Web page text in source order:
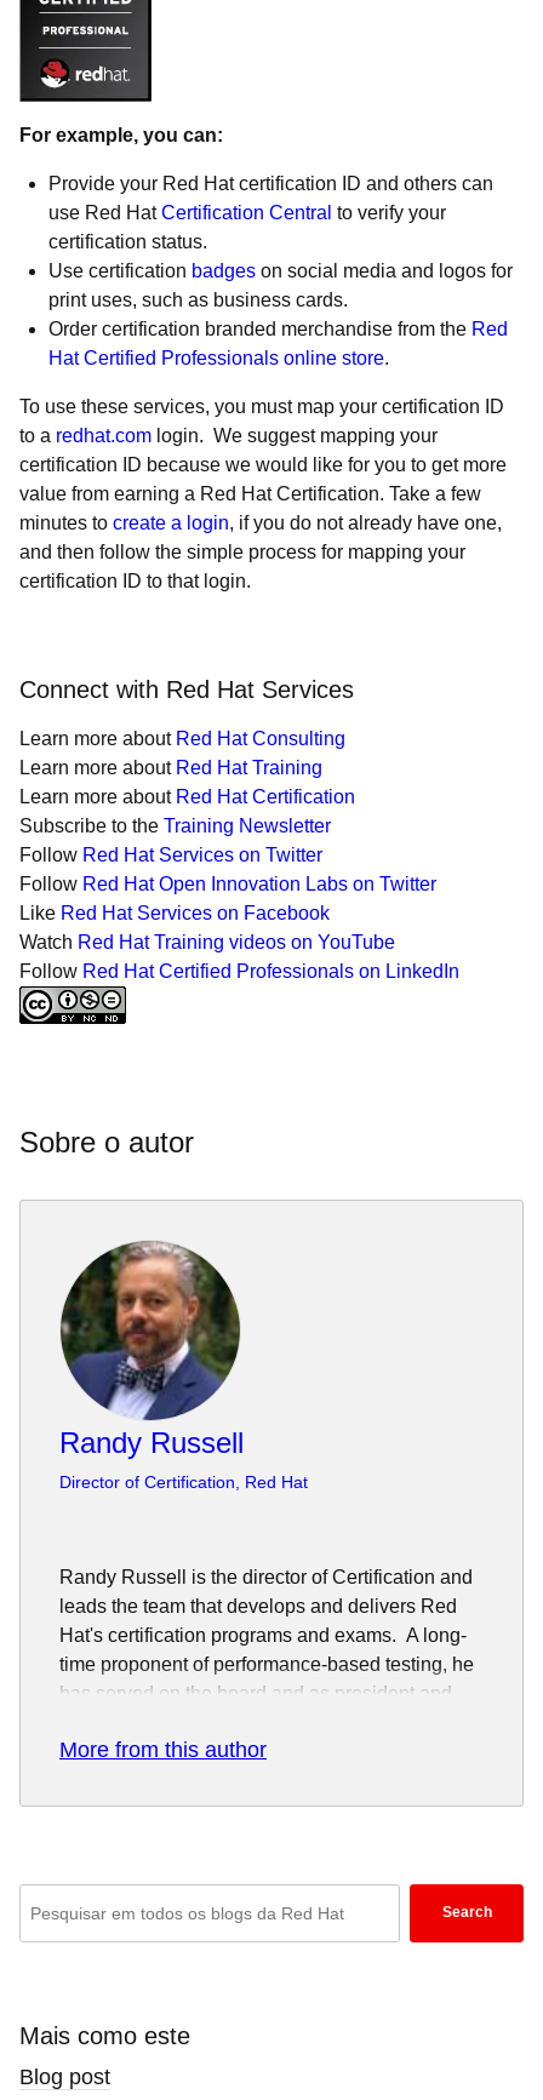
For example, you can:
Provide your Red Hat certification ID and others can
use Red HatCertification Central to verify your
certification status.
Use certification badges on social media and logos for
print uses, such as business cards.
Order certification branded merchandise from the Red
Hat Certified Professionals online store.
To use these services, you must map your certification ID
to a redhat.com login. We suggest mapping your
certification ID because we would like for you to get more
value from earning a Red Hat Certification. Take a few
minutes to create a login, if you do not already have one,
and then follow the simple process for mapping your
certification ID to that login.
Connect with Red Hat Services
Learn more about Red Hat Consulting
Learn more about Red Hat Training
Learn more about Red Hat Certification
Subscribe to the Training Newsletter
Follow Red Hat Services on Twitter
Follow Red Hat Open Innovation Labs on Twitter
Like Red Hat Services on Facebook
Watch Red Hat Training videos on YouTube
Follow Red Hat Certified Professionals on LinkedIn
Sobre o autor
Randy Russell
Director of Certification, Red Hat
Randy Russell is the director of Certification and
leads the team that develops and delivers Red
Hat's certification programs and exams. A long-
time proponent of performance-based testing, he
has served on the board and as president and
well as having presented on this subject and
Association of Test Publishers, the European
environmental economics consulting firm.
More from this author
keywords
search
Search
Mais como este
Blog post